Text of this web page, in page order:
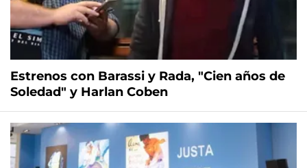
Estrenos con Barassi y Rada, "Cien años de
Soledad" y Harlan Coben